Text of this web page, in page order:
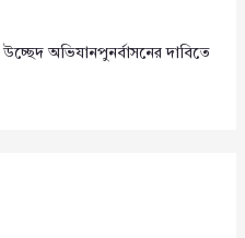
অভিযানপুনর্বাসনের দাবিতে